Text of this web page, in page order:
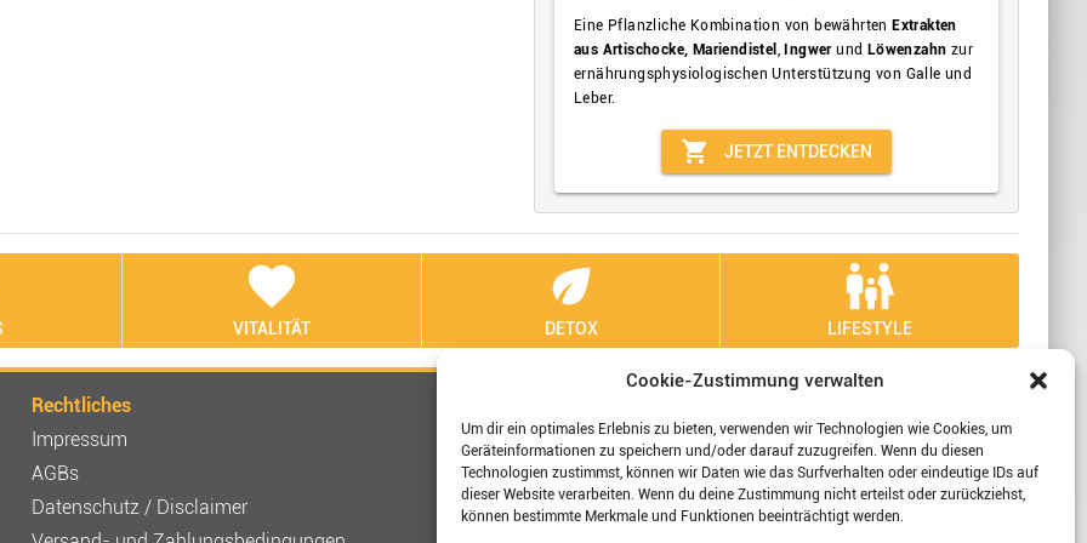
Cookie-Zustimmung verwalten
Um dir ein optimales Erlebnis zu bieten, verwenden wir Technologien wie Cookies, um
Geräteinformationen zu speichern und/oder darauf zuzugreifen. Wenn du diesen
Technologien zustimmst, können wir Daten wie das Surfverhalten oder eindeutige IDs auf
dieser Website verarbeiten. Wenn du deine Zustimmung nicht erteilst oder zurückziehst,
können bestimmte Merkmale und Funktionen beeinträchtigt werden.
Eine Pflanzliche Kombination von bewährten Extrakten
aus Artischocke, Mariendistel , Ingwerund Löwenzahn zur
ernährungsphysiologischen Unterstützung von Galle und
Leber.
shopping_cart JETZT ENTDECKEN
favorite
VITALITÄT
eco
DETOX
family_restroom
LIFESTYLE
Rechtliches
Impressum
AGBs
Datenschutz / Disclaimer
Shop-Bewertungen